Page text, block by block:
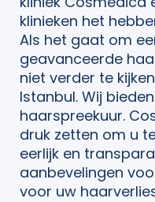
klinieken het
Als het gaat om
geavanceerde
niet verder te
Istanbul. Wij
haarspreekuur.
druk zetten om u
eerlijk en
aanbevelingen
voor uw